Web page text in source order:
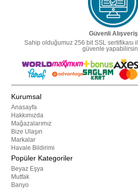
Güvenli Alışveriş
Sahip olduğumuz 256 bit SSL sertifikası
güvenle
Kurumsal
Anasayfa
Hakkımızda
Mağazalarımız
Bize Ulaşın
Markalar
Havale Bildirimi
Popüler Kategoriler
Beyaz Eşya
Mutfak
Banyo